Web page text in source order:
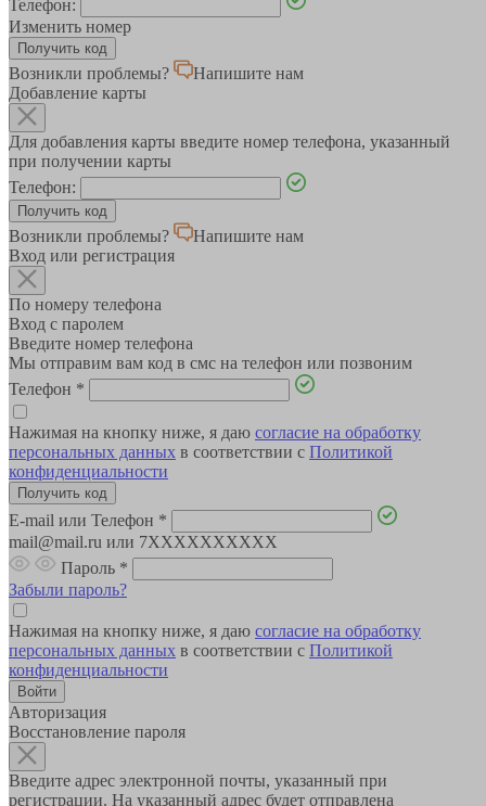
Телефон:
Изменить номер
Возникли проблемы?
Напишите нам
Добавление карты
Для добавления карты введите номер телефона, указанный
при получении карты
Телефон:
Возникли проблемы?
Напишите нам
Вход или регистрация
По номеру телефона
Вход с паролем
Введите номер телефона
Мы отправим вам код в смс на телефон или позвоним
Телефон *
Нажимая на кнопку ниже, я даю согласие на обработку
персональных данных в соответствии с Политикой
конфиденциальности
E-mail или Телефон *
mail@mail.ru или 7XXXXXXXXXX
Пароль *
Забыли пароль?
Нажимая на кнопку ниже, я даю согласие на обработку
персональных данных в соответствии с Политикой
конфиденциальности
Авторизация
Восстановление пароля
Введите адрес электронной почты, указанный при
регистрации. На указанный адрес будет отправлена